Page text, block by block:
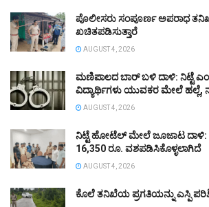
ಪೊಲೀಸರು ಸಂಪೂರ್ಣ ಅಪರಾಧ
ಖಚಿತಪಡಿಸುತ್ತಾರೆ
AUGUST 4, 2026
ಮಣಿಪಾಲದ ಬಾರ್ ಬಳಿ ದಾಳಿ: ನಿಟ್ಟೆ
ವಿದ್ಯಾರ್ಥಿಗಳು ಯುವಕರ ಮೇಲೆ ಹಲ್ಲೆ,
AUGUST 4, 2026
ನಿಟ್ಟೆ ಹೋಟೆಲ್ ಮೇಲೆ ಜೂಜಾಟ ದಾಳಿ:
16,350 ರೂ. ವಶಪಡಿಸಿಕೊಳ್ಳಲಾಗಿದೆ
AUGUST 4, 2026
ಕೊಲೆ ತನಿಖೆಯ ಪ್ರಗತಿಯನ್ನು ಎಸ್ಪಿ